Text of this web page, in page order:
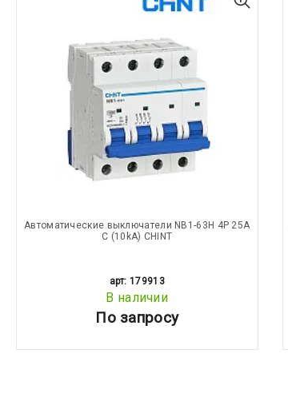
Автоматические выключатели NB1-63H 4P 25A
C (10kA) CHINT
арт: 179913
В наличии
По запросу